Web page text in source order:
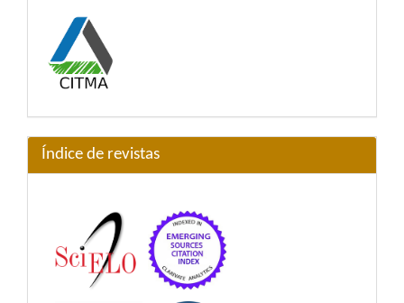
Índice de revistas